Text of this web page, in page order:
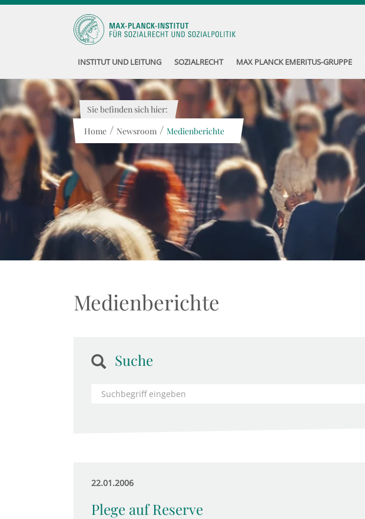
INSTITUT UND LEITUNG SOZIALRECHT MAX PLANCK EMERITUS-GRUPPE
Sie befinden sich hier:
Home / Newsroom / Medienberichte
Medienberichte
Suche
22.01.2006
Plege auf Reserve